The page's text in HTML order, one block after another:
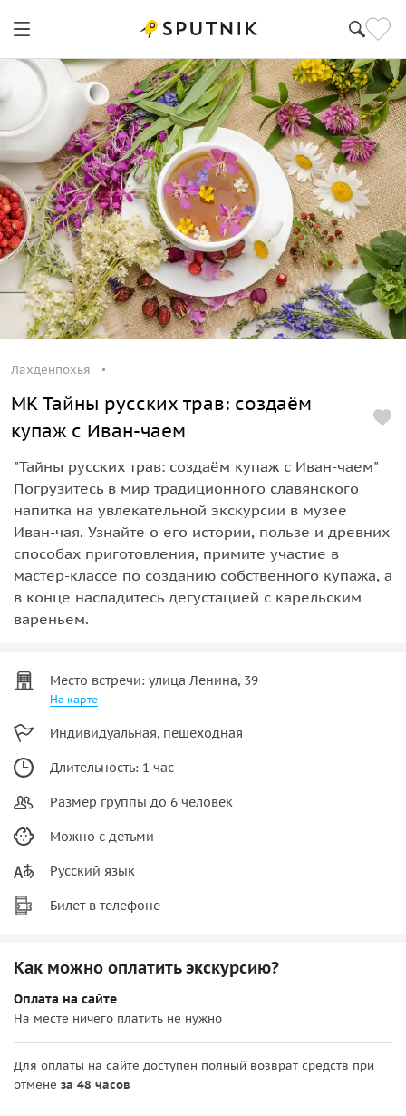
Лахденпохья
МК Тайны русских трав: создаём
купаж с Иван-чаем
"Тайны русских трав: создаём купаж с Иван-чаем"
Погрузитесь в мир традиционного славянского
напитка на увлекательной экскурсии в музее
Иван-чая. Узнайте о его истории, пользе и древних
способах приготовления, примите участие в
мастер-классе по созданию собственного купажа, а
в конце насладитесь дегустацией с карельским
вареньем.
Место встречи: улица Ленина, 39
На карте
Индивидуальная, пешеходная
Длительность: 1 час
Размер группы до 6 человек
Можно с детьми
Русский язык
Билет в телефоне
Как можно оплатить экскурсию?
Оплата на сайте
На месте ничего платить не нужно
Для оплаты на сайте доступен полный возврат средств при
отмене за 48 часов